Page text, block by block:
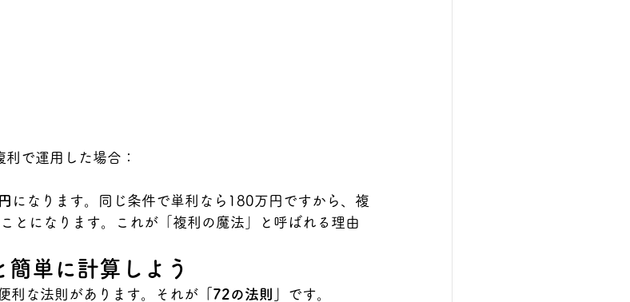
で運用した場合：
になります。同じ条件で単利なら180万円ですから、複
とになります。これが「複利の魔法」と呼ばれる理由
簡単に計算しよう
利な法則があります。それが 「72の法則」
です。